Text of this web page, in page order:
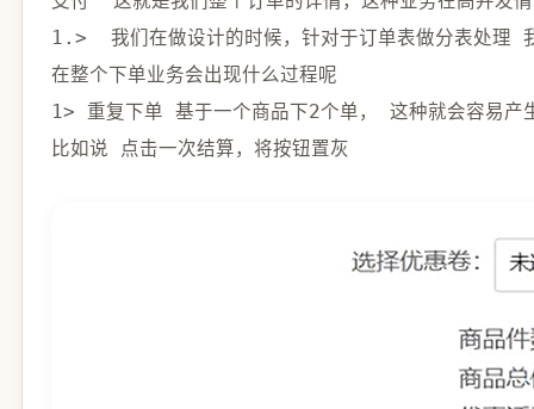
1. >
我们在做设计的时候，针对于订单表做分表处理
1> 重复下单 基于一个商品下2个单， 这种就会容易产